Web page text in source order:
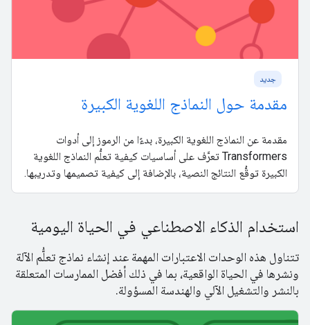
جدید
مقدمة حول النماذج اللغوية الكبيرة
مقدمة عن النماذج اللغوية الكبيرة، بدءًا من الرموز إلى أدوات
Transformers تعرَّف على أساسيات كيفية تعلُّم النماذج اللغوية
الكبيرة توقُّع النتائج النصية، بالإضافة إلى كيفية تصميمها وتدريبها.
استخدام الذكاء الاصطناعي في الحياة اليومية
تتناول هذه الوحدات الاعتبارات المهمة عند إنشاء نماذج تعلُّم الآلة
ونشرها في الحياة الواقعية، بما في ذلك أفضل الممارسات المتعلقة
بالنشر والتشغيل الآلي والهندسة المسؤولة.